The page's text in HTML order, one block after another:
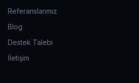
Referanslarımız
Blog
Destek Talebi
İletişim